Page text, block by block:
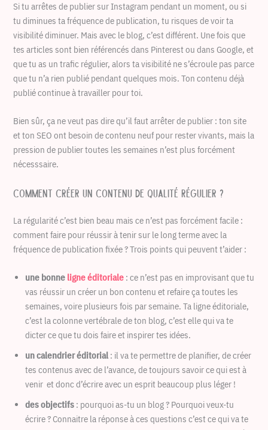
Si tu arrêtes de publier sur Instagram pendant un moment, ou si
tu diminues ta fréquence de publication, tu risques de voir ta
visibilité diminuer. Mais avec le blog, c’est différent. Une fois que
tes articles sont bien référencés dans Pinterest ou dans Google, et
que tu as un trafic régulier, alors ta visibilité ne s’écroule pas parce
que tu n’a rien publié pendant quelques mois. Ton contenu déjà
publié continue à travailler pour toi.
Bien sûr, ça ne veut pas dire qu’il faut arrêter de publier : ton site
et ton SEO ont besoin de contenu neuf pour rester vivants, mais la
pression de publier toutes les semaines n’est plus forcément
nécesssaire.
Comment créer un contenu de qualité régulier ?
La régularité c’est bien beau mais ce n’est pas forcément facile :
comment faire pour réussir à tenir sur le long terme avec la
fréquence de publication fixée ? Trois points qui peuvent t’aider :
une bonne ligne éditoriale : ce n’est pas en improvisant que tu
vas réussir un créer un bon contenu et refaire ça toutes les
semaines, voire plusieurs fois par semaine. Ta ligne éditoriale,
c’est la colonne vertébrale de ton blog, c’est elle qui va te
dicter ce que tu dois faire et inspirer tes idées.
un calendrier éditorial : il va te permettre de planifier, de créer
tes contenus avec de l’avance, de toujours savoir ce qui est à
venir et donc d’écrire avec un esprit beaucoup plus léger !
des objectifs : pourquoi as-tu un blog ? Pourquoi veux-tu
écrire ? Connaitre la réponse à ces questions c’est ce qui va te